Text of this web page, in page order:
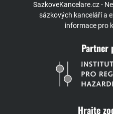
SazkoveKancelare.cz -
sázkových kanceláří a
informace pro
Partner
Hrajte